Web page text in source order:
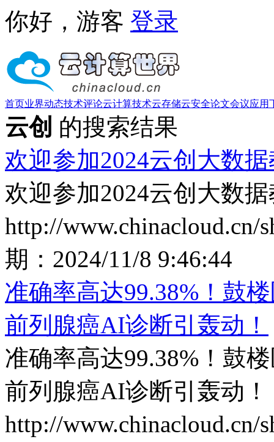
你好，游客 登录
首页业界动态技术评论云计算技术云存储云安全论文会议应用
云创 的搜索结果
欢迎参加2024云创大数
欢迎参加2024云创大数
http://www.chinacloud.cn/
期： 2024/11/8 9:46:44
准确率高达99.38%！鼓
前列腺癌AI诊断引轰动！
准确率高达99.38%！鼓
前列腺癌AI诊断引轰动！
http://www.chinacloud.cn/